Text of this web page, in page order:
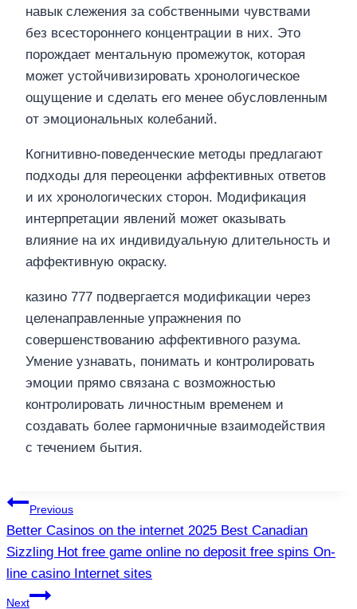
навык слежения за собственными чувствами
без всестороннего концентрации в них. Это
порождает ментальную промежуток, которая
может устойчивизировать хронологическое
ощущение и сделать его менее обусловленным
от эмоциональных колебаний.
Когнитивно-поведенческие методы предлагают
подходы для переоценки аффективных ответов
и их хронологических сторон. Модификация
интерпретации явлений может оказывать
влияние на их индивидуальную длительность и
аффективную окраску.
казино 777 подвергается модификации через
целенаправленные упражнения по
совершенствованию аффективного разума.
Умение узнавать, понимать и контролировать
эмоции прямо связана с возможностью
контролировать личностным временем и
создавать более гармоничные взаимодействия
с течением бытия.
แนะแนว
เรื่อง
Previous
Better Casinos on the internet 2025 Best Canadian
Sizzling Hot free game online no deposit free spins On-
line casino Internet sites
Next